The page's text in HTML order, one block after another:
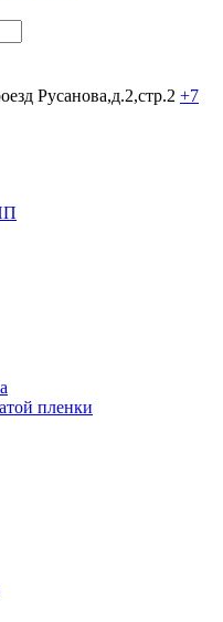
Русанова,д.2,стр.2 +7
пленки